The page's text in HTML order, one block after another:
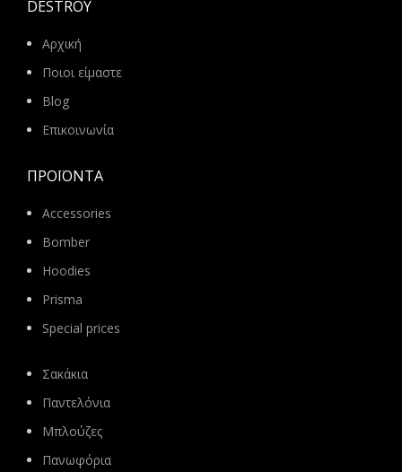
DESTROY
Αρχική
Ποιοι είμαστε
Blog
Επικοινωνία
ΠΡΟΪΌΝΤΑ
Accessories
Bomber
Hoodies
Prisma
Special prices
Σακάκια
Παντελόνια
Μπλούζες
Πανωφόρια